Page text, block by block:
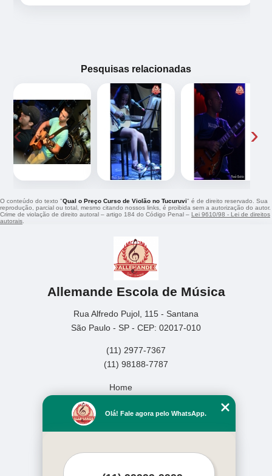
Pesquisas relacionadas
‹ ›
O conteúdo do texto "Qual o Preço Curso de Violão no Tucuruvi" é de direito reservado. Sua
reprodução, parcial ou total, mesmo citando nossos links, é proibida sem a autorização do autor.
Crime de violação de direito autoral – artigo 184 do Código Penal – Lei 9610/98 - Lei de direitos
autorais
Allemande Escola de Música
Rua Alfredo Pujol, 115 - Santana
São Paulo - SP - CEP: 02017-010
(11) 2977-7367
(11) 98188-7787
Home
Missão
Olá! Fale agora pelo WhatsApp.